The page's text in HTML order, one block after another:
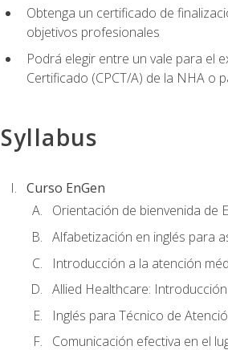
Obtenga un certificado de
objetivos profesionales
Podrá elegir entre un vale para el
Certificado (CPCT/A) de la NHA o
Syllabus
Curso EnGen
Orientación de bienvenida de
Alfabetización en inglés para
Introducción a la atención
Allied Healthcare:
Inglés para Técnico de
Comunicación efectiva en el